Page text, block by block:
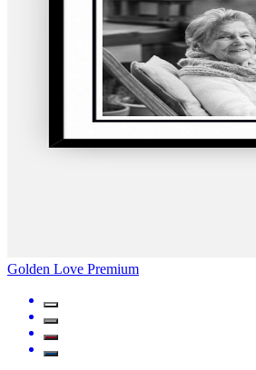
Golden Love Premium